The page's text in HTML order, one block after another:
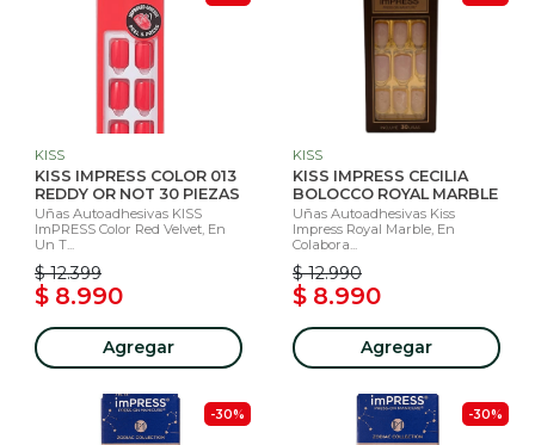
KISS
KISS IMPRESS COLOR 013
REDDY OR NOT 30 PIEZAS
Uñas Autoadhesivas KISS
ImPRESS Color Red Velvet, En
Un T...
$ 12.399
$ 8.990
Agregar
KISS
KISS IMPRESS CECILIA
BOLOCCO ROYAL MARBLE
Uñas Autoadhesivas Kiss
Impress Royal Marble, En
Colabora...
$ 12.990
$ 8.990
Agregar
-30% -30%